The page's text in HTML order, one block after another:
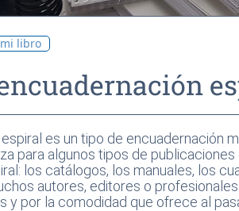
libro
es un tipo de encuadernación
para algunos tipos de
los catálogos, los manuales, los
autores, editores o
y por la comodidad que ofrece al